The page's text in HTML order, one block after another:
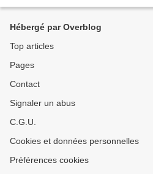
Hébergé par Overblog
Top articles
Pages
Contact
Signaler un abus
C.G.U.
Cookies et données personnelles
Préférences cookies